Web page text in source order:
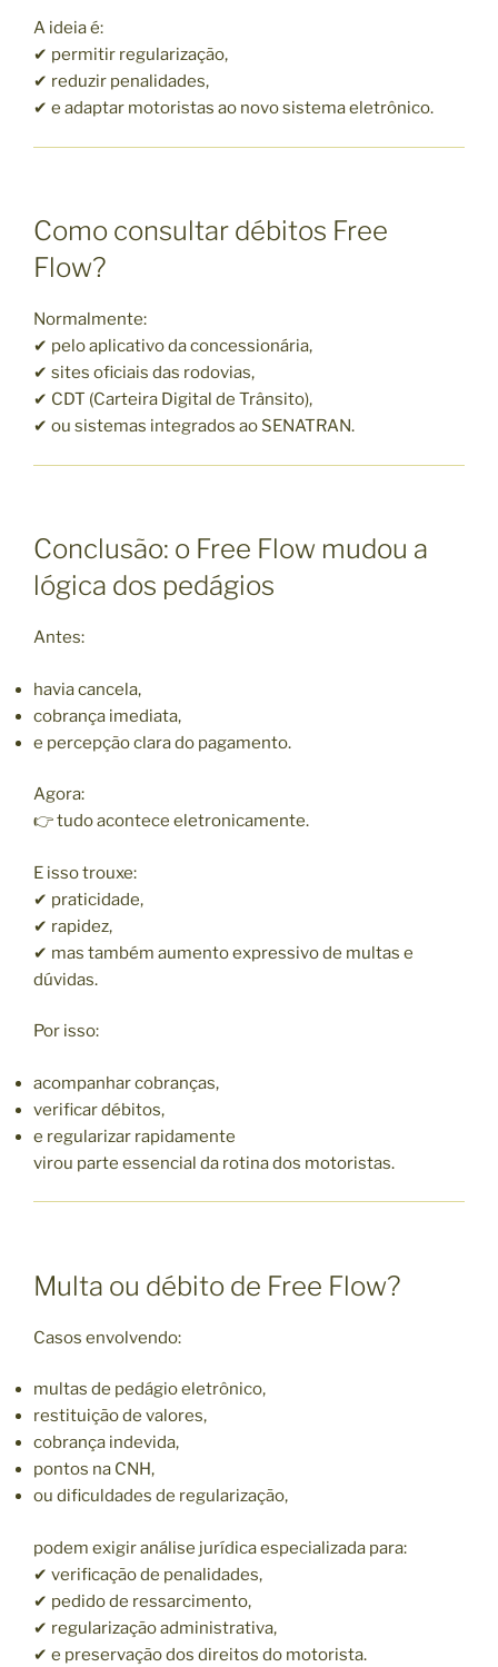
A ideia é:
✔ permitir regularização,
✔ reduzir penalidades,
✔ e adaptar motoristas ao novo sistema eletrônico.
Como consultar débitos Free
Flow?
Normalmente:
✔ pelo aplicativo da concessionária,
✔ sites oficiais das rodovias,
✔ CDT (Carteira Digital de Trânsito),
✔ ou sistemas integrados ao SENATRAN.
Conclusão: o Free Flow mudou a
lógica dos pedágios
Antes:
havia cancela,
cobrança imediata,
e percepção clara do pagamento.
Agora:
👉 tudo acontece eletronicamente.
E isso trouxe:
✔ praticidade,
✔ rapidez,
✔ mas também aumento expressivo de multas e
dúvidas.
Por isso:
acompanhar cobranças,
verificar débitos,
e regularizar rapidamente
virou parte essencial da rotina dos motoristas.
Multa ou débito de Free Flow?
Casos envolvendo:
multas de pedágio eletrônico,
restituição de valores,
cobrança indevida,
pontos na CNH,
ou dificuldades de regularização,
podem exigir análise jurídica especializada para:
✔ verificação de penalidades,
✔ pedido de ressarcimento,
✔ regularização administrativa,
✔ e preservação dos direitos do motorista.